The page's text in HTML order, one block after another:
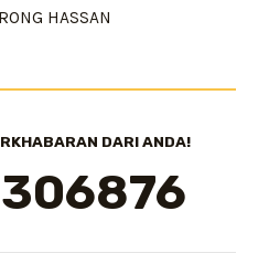
HASSAN
DARI ANDA!